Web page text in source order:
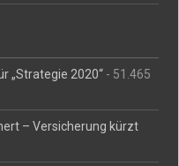
„Strategie 2020“ - 51.465
– Versicherung kürzt